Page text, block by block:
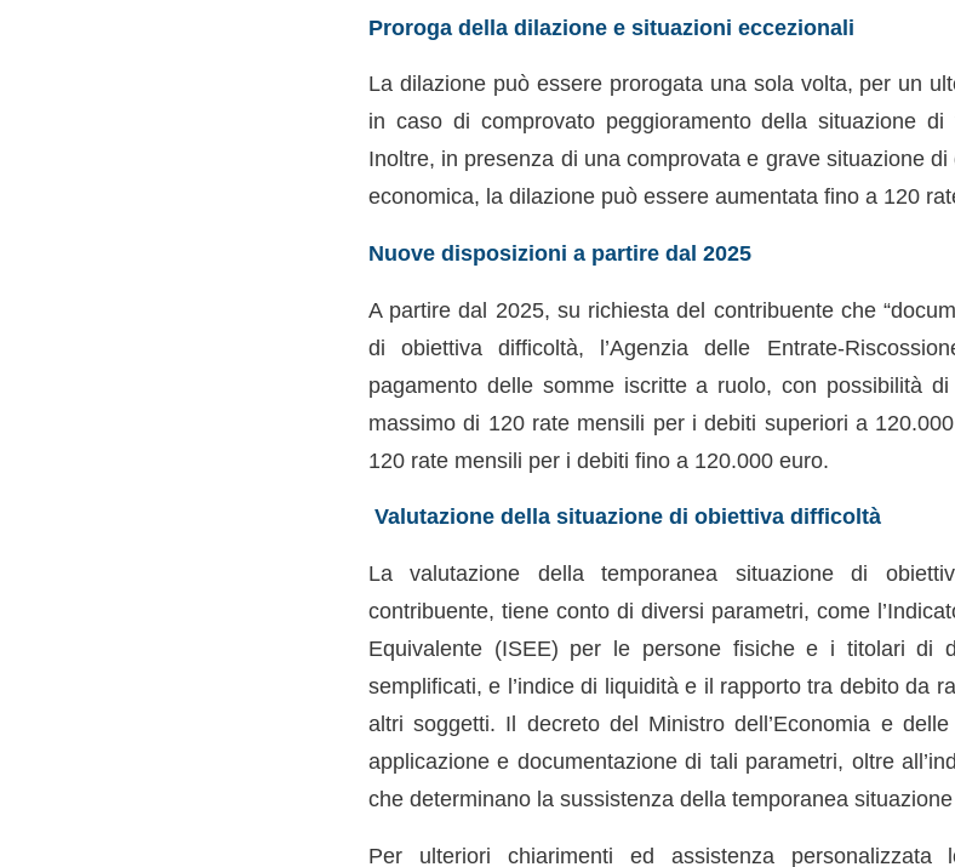
Proroga della dilazione e situazioni eccezionali
La dilazione può essere prorogata una sola volta, per un
in caso di comprovato peggioramento della situazione di
Inoltre, in presenza di una comprovata e grave situazione
economica, la dilazione può essere aumentata fino a 120
Nuove disposizioni a partire dal 2025
A partire dal 2025, su richiesta del contribuente che
di obiettiva difficoltà, l’Agenzia delle Entrate-
pagamento delle somme iscritte a ruolo, con possibilità
massimo di 120 rate mensili per i debiti superiori a
120 rate mensili per i debiti fino a 120.000 euro.
Valutazione della situazione di obiettiva difficoltà
La valutazione della temporanea situazione di
contribuente, tiene conto di diversi parametri, come
Equivalente (ISEE) per le persone fisiche e i titolari di
semplificati, e l’indice di liquidità e il rapporto tra debito da
altri soggetti. Il decreto del Ministro dell’Economia e
applicazione e documentazione di tali parametri, oltre
che determinano la sussistenza della temporanea
Per ulteriori chiarimenti ed assistenza